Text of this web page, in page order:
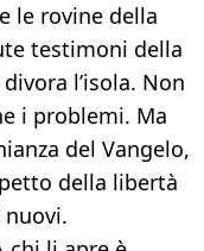
le rovine della
testimoni della
l’isola. Non
i problemi. Ma
del Vangelo,
della libertà